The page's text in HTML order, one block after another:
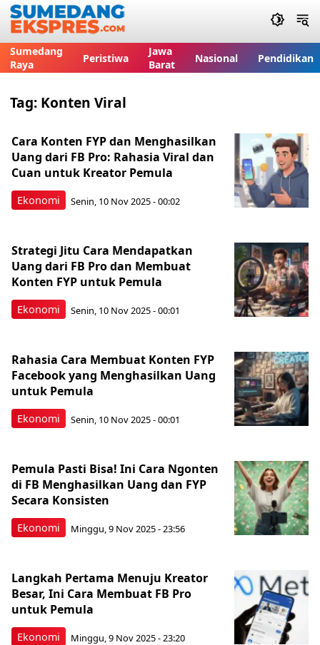
Sumedang
Raya
Peristiwa
Jawa
Barat
Nasional Pendidikan
Tag: Konten Viral
Ekonomi
Cara Konten FYP dan Menghasilkan
Uang dari FB Pro: Rahasia Viral dan
Cuan untuk Kreator Pemula
Senin, 10 Nov 2025 - 00:02
Ekonomi
Strategi Jitu Cara Mendapatkan
Uang dari FB Pro dan Membuat
Konten FYP untuk Pemula
Senin, 10 Nov 2025 - 00:01
Ekonomi
Rahasia Cara Membuat Konten FYP
Facebook yang Menghasilkan Uang
untuk Pemula
Senin, 10 Nov 2025 - 00:01
Ekonomi
Pemula Pasti Bisa! Ini Cara Ngonten
di FB Menghasilkan Uang dan FYP
Secara Konsisten
Minggu, 9 Nov 2025 - 23:56
Ekonomi
Langkah Pertama Menuju Kreator
Besar, Ini Cara Membuat FB Pro
untuk Pemula
Minggu, 9 Nov 2025 - 23:20